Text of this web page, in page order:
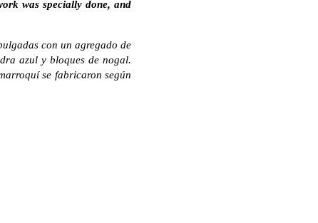
was specially done, and
con un agregado de
azul y bloques de nogal.
se fabricaron según